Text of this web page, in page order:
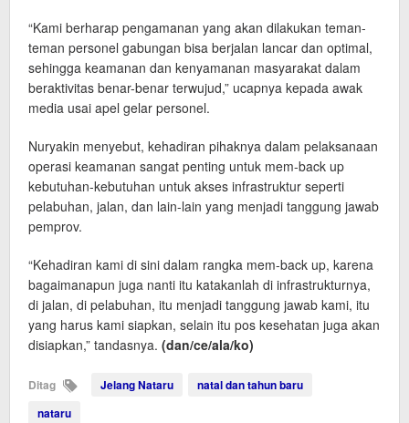
“Kami berharap pengamanan yang akan dilakukan teman-
teman personel gabungan bisa berjalan lancar dan optimal,
sehingga keamanan dan kenyamanan masyarakat dalam
beraktivitas benar-benar terwujud,” ucapnya kepada awak
media usai apel gelar personel.
Nuryakin menyebut, kehadiran pihaknya dalam pelaksanaan
operasi keamanan sangat penting untuk mem-back up
kebutuhan-kebutuhan untuk akses infrastruktur seperti
pelabuhan, jalan, dan lain-lain yang menjadi tanggung jawab
pemprov.
“Kehadiran kami di sini dalam rangka mem-back up, karena
bagaimanapun juga nanti itu katakanlah di infrastrukturnya,
di jalan, di pelabuhan, itu menjadi tanggung jawab kami, itu
yang harus kami siapkan, selain itu pos kesehatan juga akan
disiapkan,” tandasnya. (dan/ce/ala/ko)
Ditag Jelang Nataru
natal dan tahun baru
nataru